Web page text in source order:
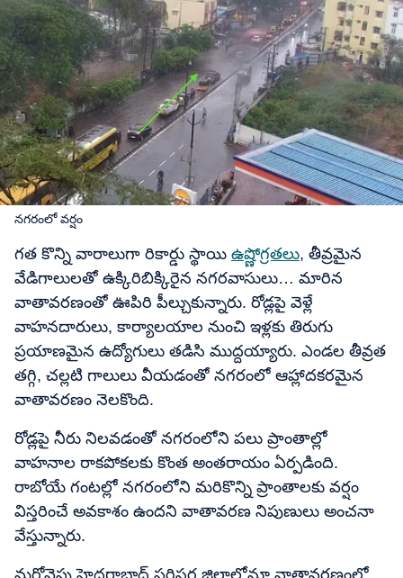
నగరంలో వర్షం
గత కొన్ని వారాలుగా రికార్డు స్థాయి ఉష్ణోగ్రతలు, తీవ్రమైన
వేడిగాలులతో ఉక్కిరిబిక్కిరైన నగరవాసులు… మారిన
వాతావరణంతో ఊపిరి పీల్చుకున్నారు. రోడ్లపై వెళ్లే
వాహనదారులు, కార్యాలయాల నుంచి ఇళ్లకు తిరుగు
ప్రయాణమైన ఉద్యోగులు తడిసి ముద్దయ్యారు. ఎండల తీవ్రత
తగ్గి, చల్లటి గాలులు వీయడంతో నగరంలో ఆహ్లాదకరమైన
వాతావరణం నెలకొంది.
రోడ్లపై నీరు నిలవడంతో నగరంలోని పలు ప్రాంతాల్లో
వాహనాల రాకపోకలకు కొంత అంతరాయం ఏర్పడింది.
రాబోయే గంటల్లో నగరంలోని మరికొన్ని ప్రాంతాలకు వర్షం
విస్తరించే అవకాశం ఉందని వాతావరణ నిపుణులు అంచనా
వేస్తున్నారు.
మరోవైపు హైదరాబాద్ పరిసర జిల్లాల్లోనూ వాతావరణంలో